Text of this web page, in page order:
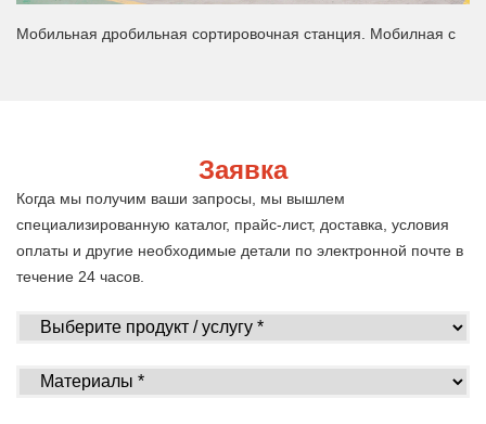
Мобильная дробильная сортировочная станция. Мобилная с
Заявка
Когда мы получим ваши запросы, мы вышлем
специализированную каталог, прайс-лист, доставка, условия
оплаты и другие необходимые детали по электронной почте в
течение 24 часов.